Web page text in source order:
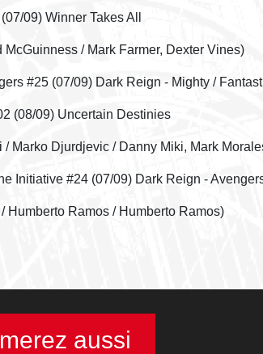
09) Winner Takes All
/ Mark Farmer, Dexter Vines)
#25 (07/09) Dark Reign - Mighty /
(08/09) Uncertain Destinies
Marko Djurdjevic / Danny Miki, Mark
Initiative #24 (07/09) Dark Reign -
Ramos / Humberto Ramos)
aussi